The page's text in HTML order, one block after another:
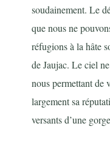
soudainement. Le
que nous ne
réfugions à la hâte
de Jaujac. Le ciel
nous permettant
largement sa
versants d’une